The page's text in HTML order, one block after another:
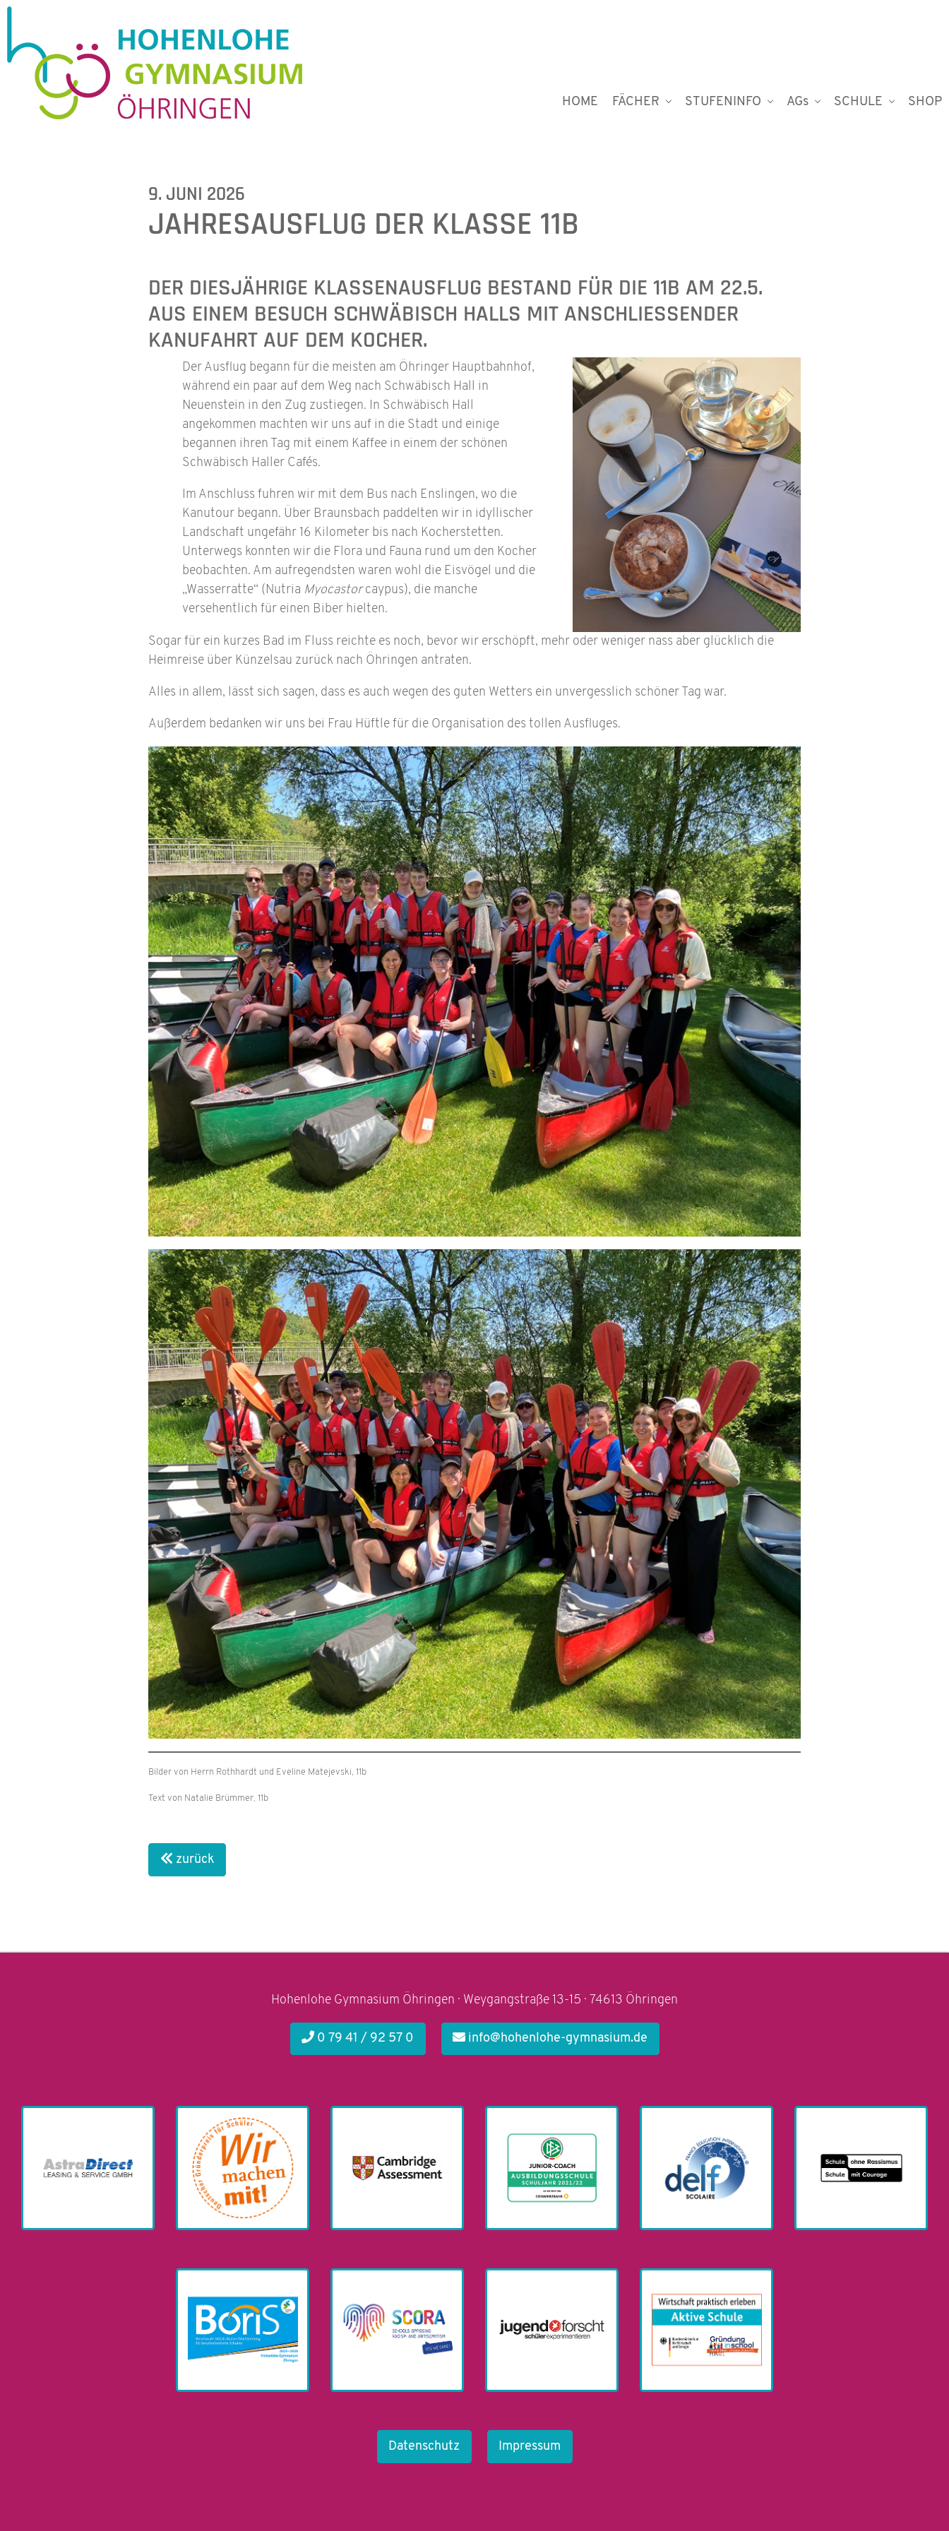
HOME FÄCHER STUFENINFO AGs SCHULE SHOP
9. JUNI 2026
JAHRESAUSFLUG DER KLASSE 11B
DER DIESJÄHRIGE KLASSENAUSFLUG BESTAND FÜR DIE 11B AM 22.5.
AUS EINEM BESUCH SCHWÄBISCH HALLS MIT ANSCHLIESSENDER K
ANUFAHRT AUF DEM KOCHER.
Der Ausflug begann für die meisten am Öhringer Hauptbahnhof,
während ein paar auf dem Weg nach Schwäbisch Hall in
Neuenstein in den Zug zustiegen. In Schwäbisch Hall
angekommen machten wir uns auf in die Stadt und einige
begannen ihren Tag mit einem Kaffee in einem der schönen
Schwäbisch Haller Cafés.
Im Anschluss fuhren wir mit dem Bus nach Enslingen, wo die
Kanutour begann. Über Braunsbach paddelten wir in idyllischer
Landschaft ungefähr 16 Kilometer bis nach Kocherstetten.
Unterwegs konnten wir die Flora und Fauna rund um den Kocher
beobachten. Am aufregendsten waren wohl die Eisvögel und die
„Wasserratte“ (Nutria Myocastorcaypus), die manche
versehentlich für einen Biber hielten.
Sogar für ein kurzes Bad im Fluss reichte es noch, bevor wir erschöpft, mehr oder weniger nass aber glücklich die
Heimreise über Künzelsau zurück nach Öhringen antraten.
Alles in allem, lässt sich sagen, dass es auch wegen des guten Wetters ein unvergesslich schöner Tag war.
Außerdem bedanken wir uns bei Frau Hüftle für die Organisation des tollen Ausfluges.
Bilder von Herrn Rothhardt und Eveline Matejevski, 11b
Text von Natalie Brümmer, 11b
zurück
Hohenlohe Gymnasium Öhringen · Weygangstraße 13-15 · 74613 Öhringen
0 79 41 / 92 57 0 info@hohenlohe-gymnasium.de
Datenschutz Impressum